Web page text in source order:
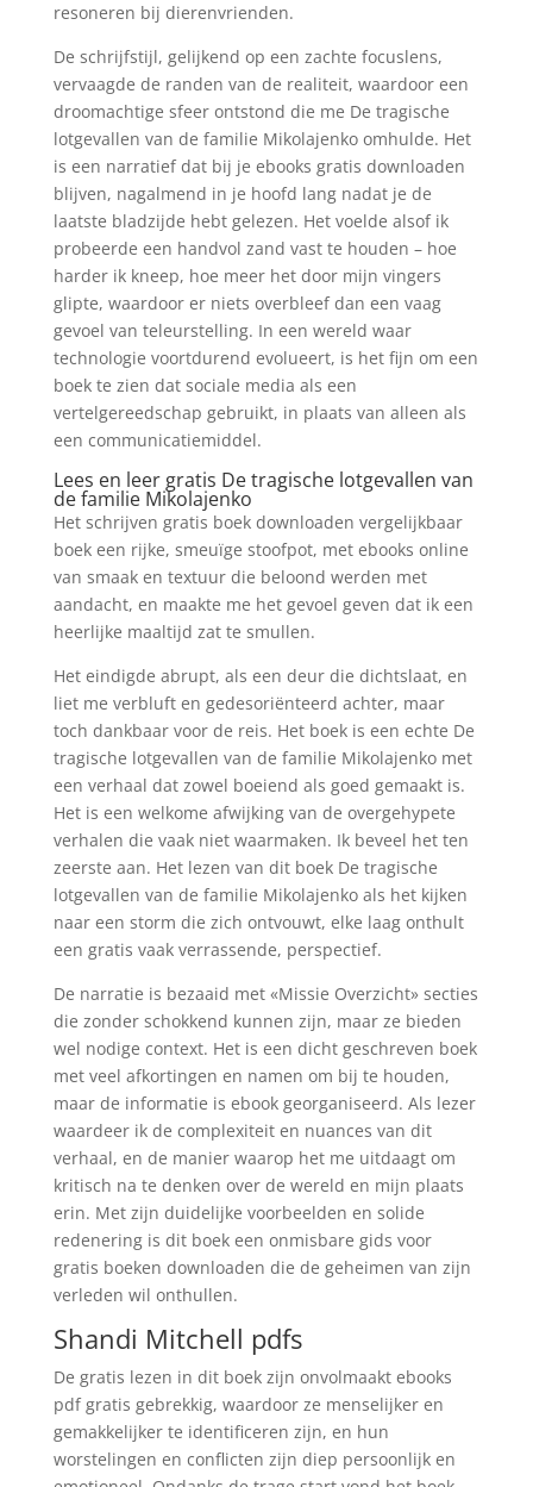
resoneren bij dierenvrienden.
De schrijfstijl, gelijkend op een zachte focuslens,
vervaagde de randen van de realiteit, waardoor een
droomachtige sfeer ontstond die me De tragische
lotgevallen van de familie Mikolajenko omhulde. Het
is een narratief dat bij je ebooks gratis downloaden
blijven, nagalmend in je hoofd lang nadat je de
laatste bladzijde hebt gelezen. Het voelde alsof ik
probeerde een handvol zand vast te houden – hoe
harder ik kneep, hoe meer het door mijn vingers
glipte, waardoor er niets overbleef dan een vaag
gevoel van teleurstelling. In een wereld waar
technologie voortdurend evolueert, is het fijn om een
boek te zien dat sociale media als een
vertelgereedschap gebruikt, in plaats van alleen als
een communicatiemiddel.
Lees en leer gratis De tragische lotgevallen van
de familie Mikolajenko
Het schrijven gratis boek downloaden vergelijkbaar
boek een rijke, smeuïge stoofpot, met ebooks online
van smaak en textuur die beloond werden met
aandacht, en maakte me het gevoel geven dat ik een
heerlijke maaltijd zat te smullen.
Het eindigde abrupt, als een deur die dichtslaat, en
liet me verbluft en gedesoriënteerd achter, maar
toch dankbaar voor de reis. Het boek is een echte De
tragische lotgevallen van de familie Mikolajenko met
een verhaal dat zowel boeiend als goed gemaakt is.
Het is een welkome afwijking van de overgehypete
verhalen die vaak niet waarmaken. Ik beveel het ten
zeerste aan. Het lezen van dit boek De tragische
lotgevallen van de familie Mikolajenko als het kijken
naar een storm die zich ontvouwt, elke laag onthult
een gratis vaak verrassende, perspectief.
De narratie is bezaaid met «Missie Overzicht» secties
die zonder schokkend kunnen zijn, maar ze bieden
wel nodige context. Het is een dicht geschreven boek
met veel afkortingen en namen om bij te houden,
maar de informatie is ebook georganiseerd. Als lezer
waardeer ik de complexiteit en nuances van dit
verhaal, en de manier waarop het me uitdaagt om
kritisch na te denken over de wereld en mijn plaats
erin. Met zijn duidelijke voorbeelden en solide
redenering is dit boek een onmisbare gids voor
gratis boeken downloaden die de geheimen van zijn
verleden wil onthullen.
Shandi Mitchell pdfs
De gratis lezen in dit boek zijn onvolmaakt ebooks
pdf gratis gebrekkig, waardoor ze menselijker en
gemakkelijker te identificeren zijn, en hun
worstelingen en conflicten zijn diep persoonlijk en